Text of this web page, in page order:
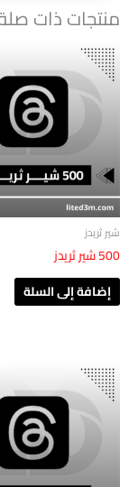
منتجات ذات
شير ثريدز
500 شير ثريدز
إضافة إلى السلة